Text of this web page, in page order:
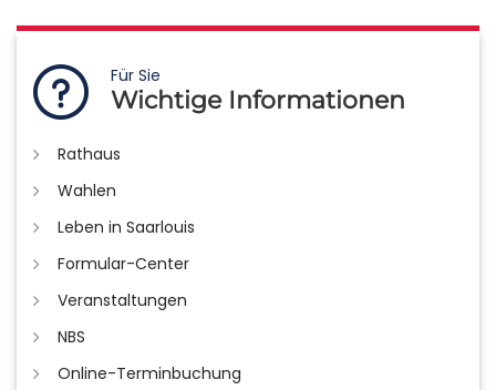
Für Sie
Wichtige Informationen
Rathaus
Wahlen
Leben in Saarlouis
Formular-Center
Veranstaltungen
NBS
Online-Terminbuchung